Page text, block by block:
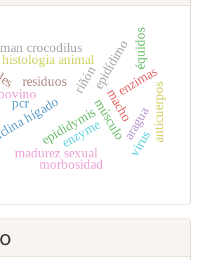
hígado músculo
riñón
residuos
histologia animal
crocodilus epidídimo
macho
madurez sexual
epididymis
enzimas
aragua
enzyme anticuerpos
morbosidad
virus
équidos
pcr